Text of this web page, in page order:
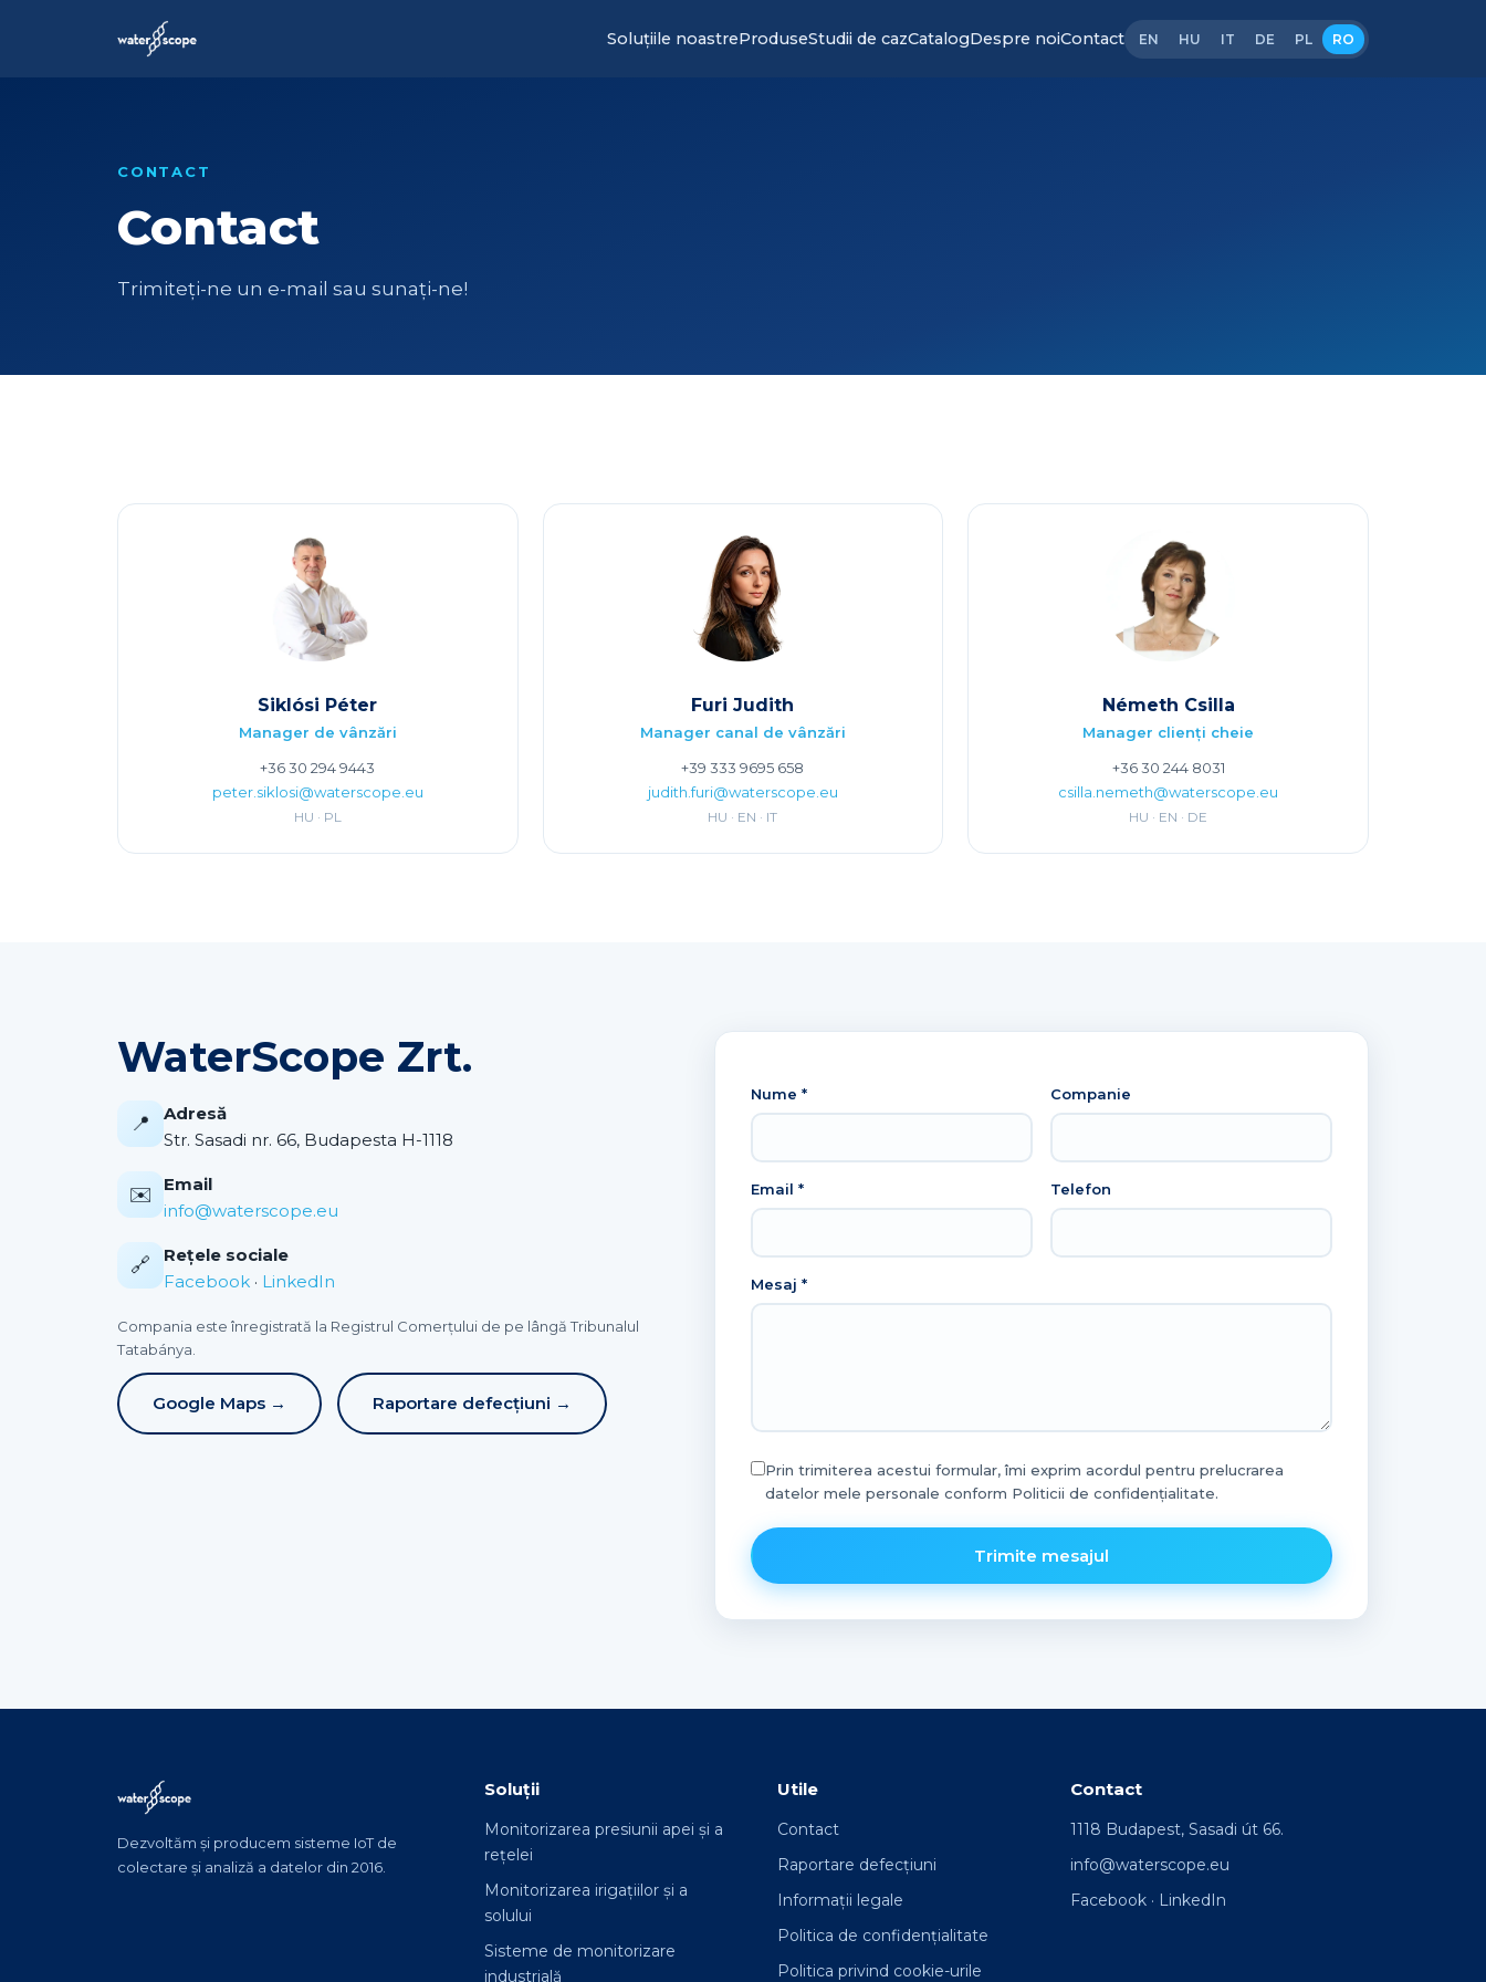
Soluțiile noastreProduseStudii de cazCatalogDespre noiContact EN HU IT DE PL RO
CONTACT
Contact
Trimiteți-ne un e-mail sau sunați-ne!
Siklósi Péter
Manager de vânzări
+36 30 294 9443
peter.siklosi@waterscope.eu
HU · PL
Furi Judith
Manager canal de vânzări
+39 333 9695 658
judith.furi@waterscope.eu
HU · EN · IT
Németh Csilla
Manager clienți cheie
+36 30 244 8031
csilla.nemeth@waterscope.eu
HU · EN · DE
WaterScope Zrt.
📍
Adresă
Str. Sasadi nr. 66, Budapesta H-1118
✉️
Email
info@waterscope.eu
🔗
Rețele sociale
Facebook · LinkedIn
Compania este înregistrată la Registrul Comerțului de pe lângă Tribunalul
Tatabánya.
Google Maps → Raportare defecțiuni →
Nume * Companie
Email * Telefon
Mesaj *
Prin trimiterea acestui formular, îmi exprim acordul pentru prelucrarea
datelor mele personale conform Politicii de confidențialitate.
Trimite mesajul
Dezvoltăm și producem sisteme IoT de
colectare și analiză a datelor din 2016.
Soluții
Monitorizarea presiunii apei și a
rețelei
Monitorizarea irigațiilor și a
solului
Sisteme de monitorizare
industrială
Utile
Contact
Raportare defecțiuni
Informații legale
Politica de confidențialitate
Politica privind cookie-urile
Contact
1118 Budapest, Sasadi út 66.
info@waterscope.eu
Facebook · LinkedIn